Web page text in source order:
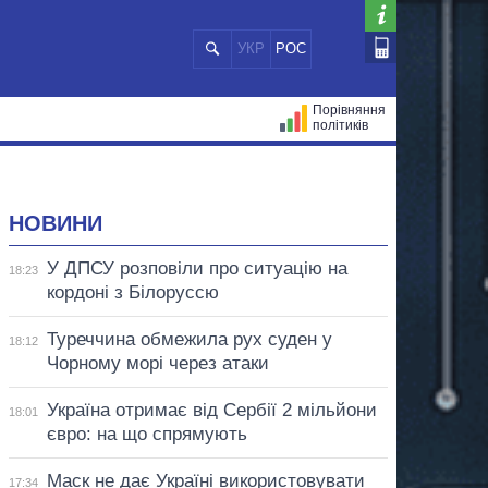
УКР РОС
Порівняння
політиків
НОВИНИ
18:23
У ДПСУ розповіли про ситуацію на
кордоні з Білоруссю
18:12
Туреччина обмежила рух суден у
Чорному морі через атаки
18:01
Україна отримає від Сербії 2 мільйони
євро: на що спрямують
17:34
Маск не дає Україні використовувати